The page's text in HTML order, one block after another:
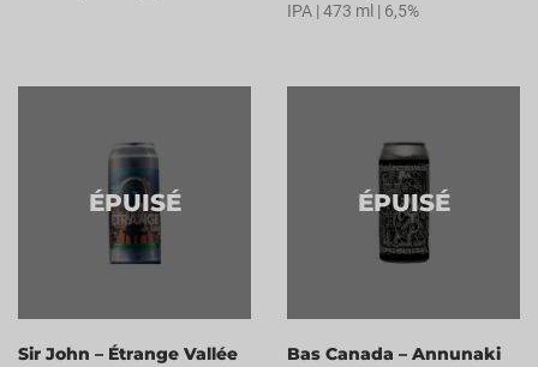
IPA | 473 ml | 6,5%
ÉPUISÉ
Sir John – Étrange Vallée
ÉPUISÉ
Bas Canada – Annunaki